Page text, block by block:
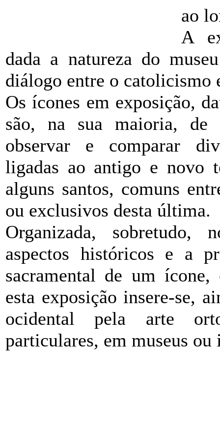
ao
A
dada a natureza do
diálogo entre o catolicismo
Os ícones em exposição,
são, na sua maioria, de
observar e comparar
ligadas ao antigo e novo
alguns santos, comuns
ou exclusivos desta última.
Organizada,
aspectos históricos e a
sacramental de um
esta exposição insere-se,
ocidental pela arte
particulares, em museus